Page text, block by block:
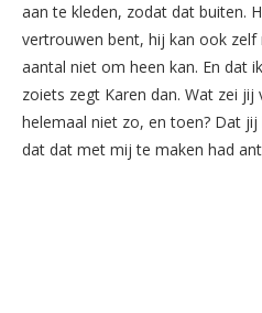
aan te kleden, zodat dat buiten.
vertrouwen bent, hij kan ook
aantal niet om heen kan. En dat
zoiets zegt Karen dan. Wat zei jij
helemaal niet zo, en toen? Dat
dat dat met mij te maken had